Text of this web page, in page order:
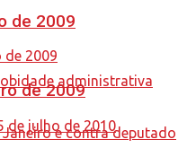
de 2009
de 2009